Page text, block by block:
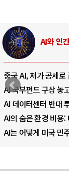
AI와 인
중국 AI, 저가 공세로
AI 국부펀드 구상 놓
AI 데이터센터 반대
AI의 숨은 환경 비용
AI는 어떻게 미국 민